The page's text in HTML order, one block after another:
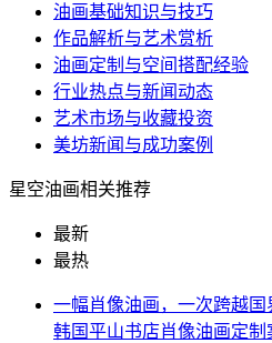
油画基础知识与技巧
作品解析与艺术赏析
油画定制与空间搭配经验
行业热点与新闻动态
艺术市场与收藏投资
美坊新闻与成功案例
星空油画相关推荐
最新
最热
一幅肖像油画，一次跨越
韩国平山书店肖像油画定制